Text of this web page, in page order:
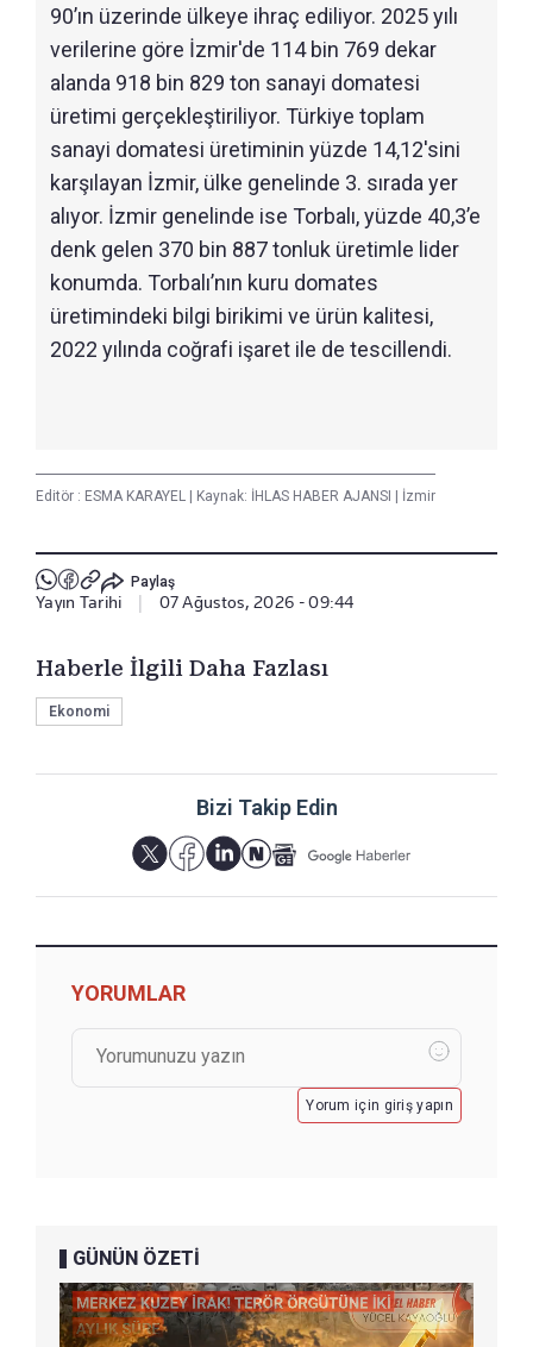
90’ın üzerinde ülkeye ihraç ediliyor. 2025 yılı
verilerine göre İzmir'de 114 bin 769 dekar
alanda 918 bin 829 ton sanayi domatesi
üretimi gerçekleştiriliyor. Türkiye toplam
sanayi domatesi üretiminin yüzde 14,12'sini
karşılayan İzmir, ülke genelinde 3. sırada yer
alıyor. İzmir genelinde ise Torbalı, yüzde 40,3’e
denk gelen 370 bin 887 tonluk üretimle lider
konumda. Torbalı’nın kuru domates
üretimindeki bilgi birikimi ve ürün kalitesi,
2022 yılında coğrafi işaret ile de tescillendi.
Editör : ESMA KARAYEL Kaynak: İHLAS HABER AJANSI İzmir
Paylaş
Yayın Tarihi 07 Ağustos, 2026 - 09:44
Haberle İlgili Daha Fazlası
Ekonomi
Bizi Takip Edin
YORUMLAR
Yorum için giriş yapın
GÜNÜN ÖZETİ